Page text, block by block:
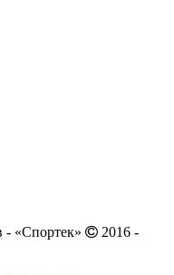
- «Спортек»
2016 -